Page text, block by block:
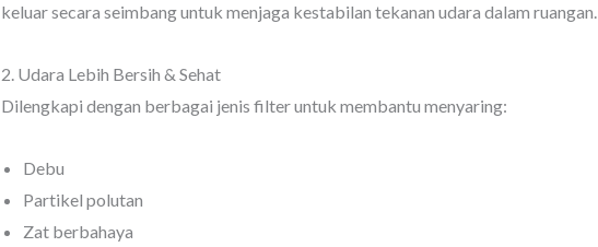
keluar secara seimbang untuk menjaga kestabilan tekanan udara dalam ruangan.
2. Udara Lebih Bersih & Sehat
Dilengkapi dengan berbagai jenis filter untuk membantu menyaring:
Debu
Partikel polutan
Zat berbahaya